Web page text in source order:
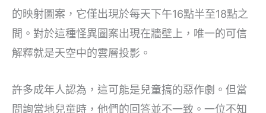
的映射圖案，它僅出現於每天下午16點半至18點之
間。對於這種怪異圖案出現在牆壁上，唯一的可信
解釋就是天空中的雲層投影。
許多成年人認為，這可能是兒童搞的惡作劇。但當
問詢當地兒童時，他們的回答並不一致。一位不知